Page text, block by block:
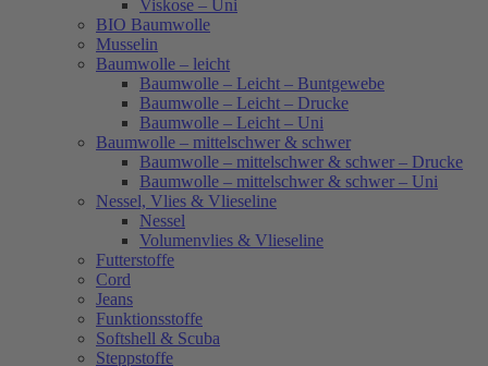
Viskose – Uni
BIO Baumwolle
Musselin
Baumwolle – leicht
Baumwolle – Leicht – Buntgewebe
Baumwolle – Leicht – Drucke
Baumwolle – Leicht – Uni
Baumwolle – mittelschwer & schwer
Baumwolle – mittelschwer & schwer – Drucke
Baumwolle – mittelschwer & schwer – Uni
Nessel, Vlies & Vlieseline
Nessel
Volumenvlies & Vlieseline
Futterstoffe
Cord
Jeans
Funktionsstoffe
Softshell & Scuba
Steppstoffe